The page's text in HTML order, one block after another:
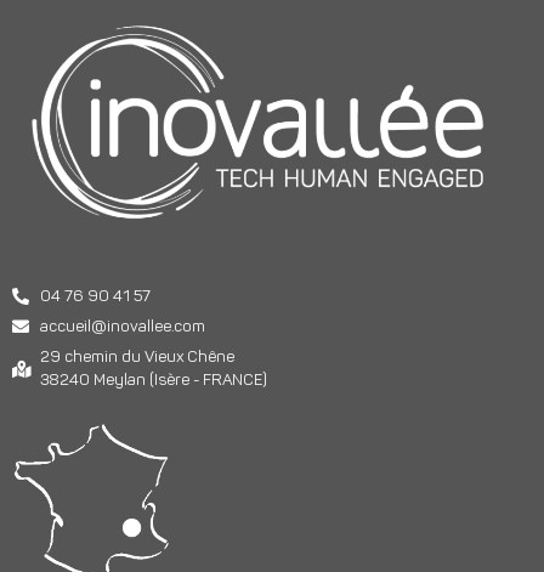
04 76 90 41 57
accueil@inovallee.com
29 chemin du Vieux Chêne
38240 Meylan (Isère - FRANCE)